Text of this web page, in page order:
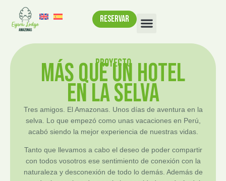
RESERVAR
PROYECTO
MÁS QUE UN HOTEL
EN LA SELVA
Tres amigos. El Amazonas. Unos días de aventura en la
selva. Lo que empezó como unas vacaciones en Perú,
acabó siendo la mejor experiencia de nuestras vidas.
Tanto que llevamos a cabo el deseo de poder compartir
con todos vosotros ese sentimiento de conexión con la
naturaleza y desconexión de todo lo demás. Además de